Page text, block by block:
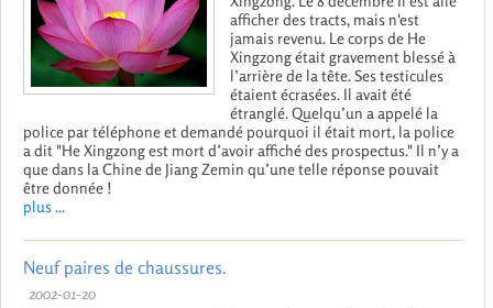
afficher des tracts, mais n'est
jamais revenu. Le corps de He
Xingzong était gravement blessé à
l’arrière de la tête. Ses testicules
étaient écrasées. Il avait été
étranglé. Quelqu’un a appelé la
police par téléphone et demandé pourquoi il était mort, la police
a dit "He Xingzong est mort d’avoir affiché des prospectus." Il n’y a
que dans la Chine de Jiang Zemin qu’une telle réponse pouvait
être donnée !
plus ...
Neuf paires de chaussures.
2002-01-20